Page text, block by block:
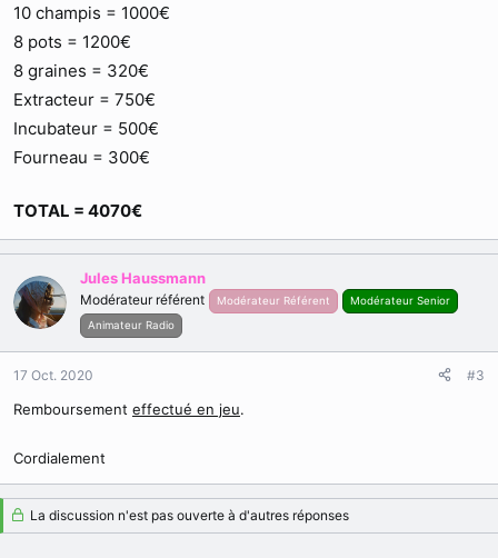
10 champis = 1000€
8 pots = 1200€
8 graines = 320€
Extracteur = 750€
Incubateur = 500€
Fourneau = 300€
TOTAL = 4070€
Jules Haussmann
Modérateur référent Modérateur Référent
Modérateur Senior
Animateur Radio
17 Oct. 2020 #3
Remboursement effectué en jeu.
Cordialement
La discussion n'est pas ouverte à d'autres réponses